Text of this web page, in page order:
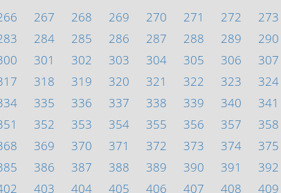
267 268 269 270 271 272 273
284 285 286 287 288 289 290
301 302 303 304 305 306 307
318 319 320 321 322 323 324
335 336 337 338 339 340 341
352 353 354 355 356 357 358
369 370 371 372 373 374 375
386 387 388 389 390 391 392
403 404 405 406 407 408 409